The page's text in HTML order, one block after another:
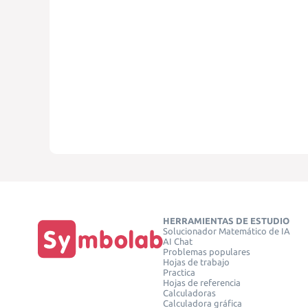
HERRAMIENTAS DE ESTUDIO
Solucionador Matemático de IA
AI Chat
Problemas populares
Hojas de trabajo
Practica
Hojas de referencia
Calculadoras
Calculadora gráfica